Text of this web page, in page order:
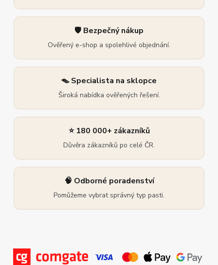
🛡️ Bezpečný nákup
Ověřený e-shop a spolehlivé objednání.
🪤 Specialista na sklopce
Široká nabídka ověřených řešení.
⭐ 180 000+ zákazníků
Důvěra zákazníků po celé ČR.
🧠 Odborné poradenství
Pomůžeme vybrat správný typ pasti.